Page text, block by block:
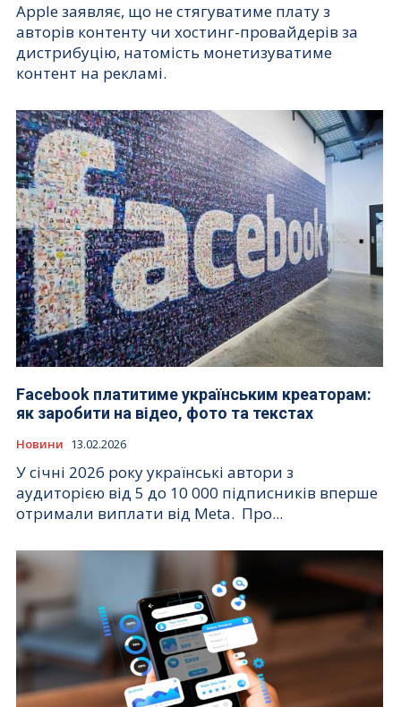
Apple заявляє, що не стягуватиме плату з
авторів контенту чи хостинг-провайдерів за
дистрибуцію, натомість монетизуватиме
контент на рекламі.
Facebook платитиме українським креаторам:
як заробити на відео, фото та текстах
Новини 13.02.2026
У січні 2026 року українські автори з
аудиторією від 5 до 10 000 підписників вперше
отримали виплати від Meta. Про...